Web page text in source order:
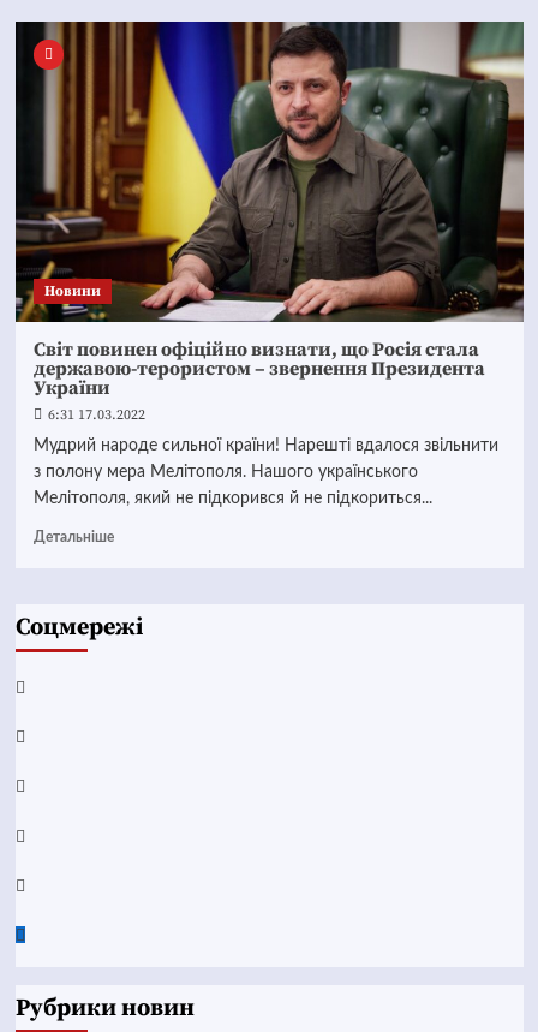
Новини
Світ повинен офіційно визнати, що Росія стала
державою-терористом – звернення Президента
України
6:31 17.03.2022
Мудрий народе сильної країни! Нарешті вдалося звільнити
з полону мера Мелітополя. Нашого українського
Мелітополя, який не підкорився й не підкориться...
Детальніше
Соцмережі
Facebook
YouTube
Telegram
Instagram
Twitter
Google
Рубрики новин